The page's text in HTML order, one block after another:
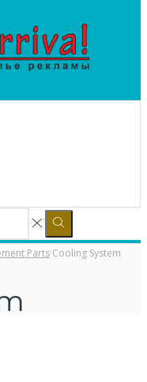
Parts Cooling System